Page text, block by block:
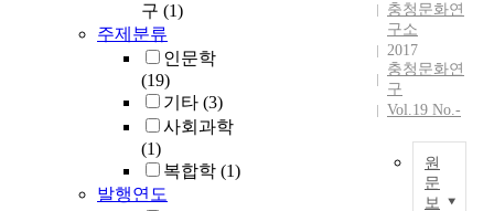
구 (1)
주제분류
인문학
(19)
기타 (3)
사회과학
(1)
복합학 (1)
발행연도
충청문화연
구소
2017
충청문화연
구
Vol.19 No.-
원
문
보